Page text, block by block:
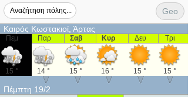
Geo
Καιρός Κωστακιοί, Άρτας
Πεμ
15 °
Παρ
14 °
Σαβ
15 °
Κυρ
16 °
Δευ
15 °
Τρι
15 °
Πέμπτη 19/2